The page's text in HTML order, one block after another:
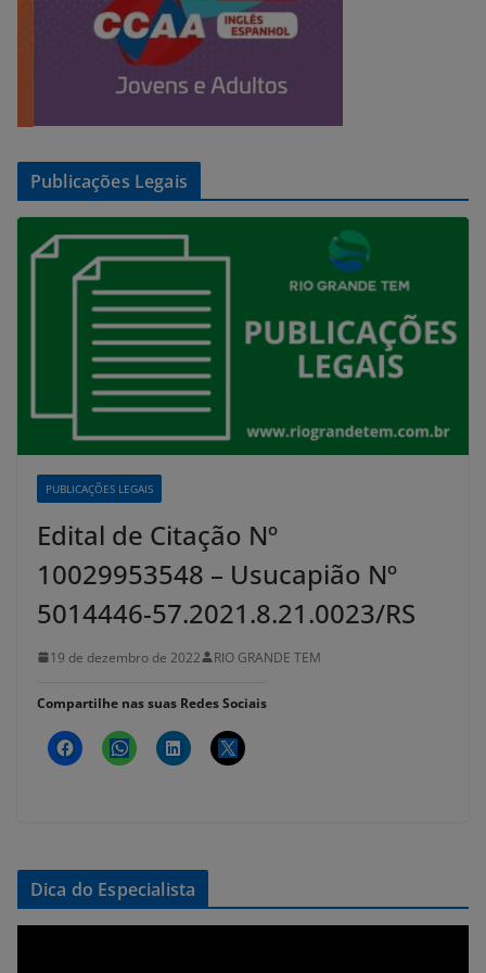
Publicações Legais
PUBLICAÇÕES LEGAIS
Edital de Citação Nº
10029953548 – Usucapião Nº
5014446-57.2021.8.21.0023/RS
19 de dezembro de 2022 RIO GRANDE TEM
Compartilhe nas suas Redes Sociais
Dica do Especialista